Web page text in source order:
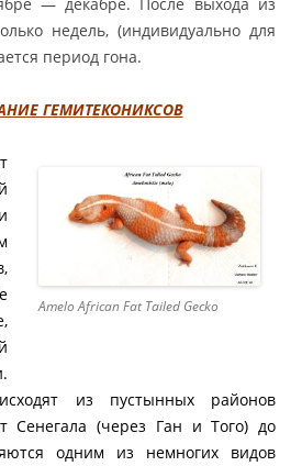
недель, (индивидуально для
период гона.
ГЕМИТЕКОНИКСОВ
Amelo African Fat Tailed Gecko
из пустынных районов
Сенегала (через Ган и Того) до
одним из немногих видов